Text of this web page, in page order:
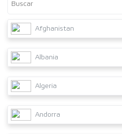
Afghanistan
Albania
Algeria
Andorra